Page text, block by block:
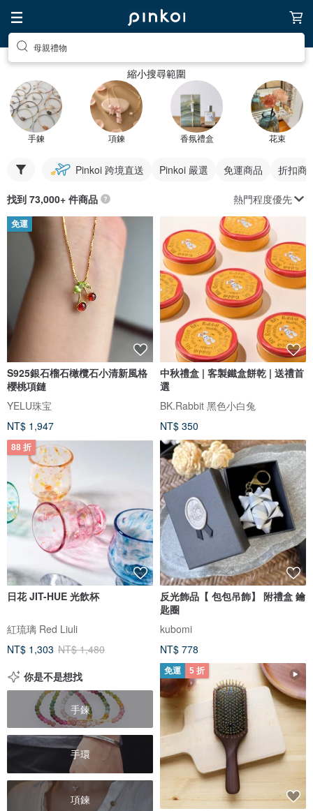
母親禮物
縮小搜尋範圍
手鍊 項鍊 香氛禮盒 花束
Pinkoi 跨境直送 Pinkoi 嚴選 免運商品 折扣商
找到 73,000+ 件商品 熱門程度優先
免運
S925銀石榴石橄欖石小清新風格
櫻桃項鏈
YELU珠宝
NT$ 1,947
中秋禮盒 | 客製鐵盒餅乾 | 送禮首
選
BK.Rabbit 黑色小白兔
NT$ 350
88 折
日花 JIT-HUE 光飲杯
紅琉璃 Red Liuli
NT$ 1,303 NT$ 1,480
反光飾品【 包包吊飾】 附禮盒 鑰
匙圈
kubomi
NT$ 778
你是不是想找
手鍊
手環
項鍊
免運 5 折